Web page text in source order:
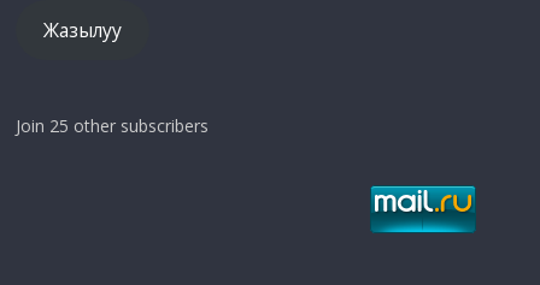
Жазылуу
Join 25 other subscribers